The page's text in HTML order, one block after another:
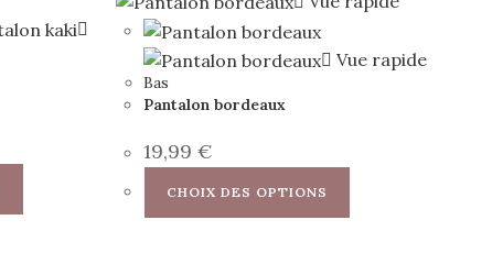
Vue rapide
Bas
Pantalon bordeaux
19,99 €
CHOIX DES OPTIONS